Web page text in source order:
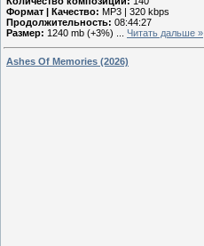
Формат | Качество: MP3 | 320 kbps
Продолжительность: 08:44:27
Размер: 1240 mb (+3%) Читать дальше »
Ashes Of Memories (2026)